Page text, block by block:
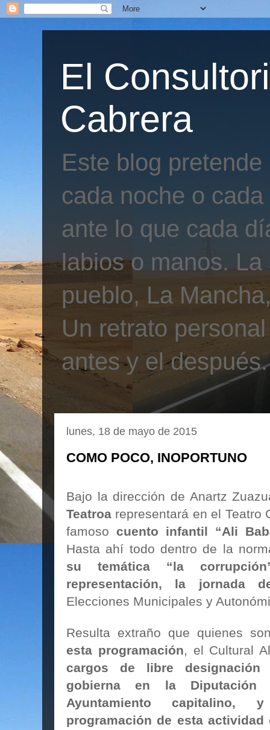
El
Cabrera
Este blog
cada noche o
ante lo que cada
labios o manos.
pueblo, La
Un retrato
antes y el después.
lunes, 18 de mayo de 2015
COMO POCO, INOPORTUNO
Bajo la dirección de Anartz
Teatroa representará en el Teatro
famoso cuento infantil “Ali
Hasta ahí todo dentro de la
su temática “la
representación, la jornada
Elecciones Municipales y
Resulta extraño que quienes
esta programación, el Cultural
cargos de libre
gobierna en la
Ayuntamiento
programación de esta actividad